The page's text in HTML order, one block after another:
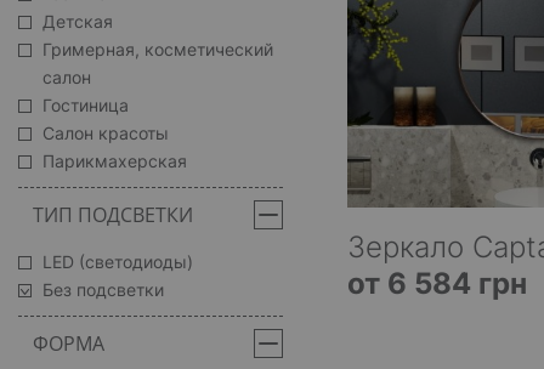
Детская
Гримерная, косметический
салон
Гостиница
Салон красоты
Парикмахерская
ТИП ПОДСВЕТКИ
LED (светодиоды)
Без подсветки
ФОРМА
Зеркало
от 6 584 грн